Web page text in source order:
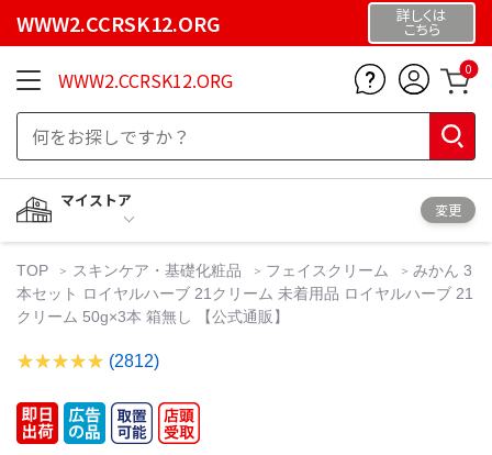
WWW2.CCRSK12.ORG 詳しくは
こちら
WWW2.CCRSK12.ORG 0
マイストア
変更
TOP スキンケア・基礎化粧品 フェイスクリーム
みかん 3
本セット ロイヤルハーブ 21クリーム 未着用品 ロイヤルハーブ 21
クリーム 50g×3本 箱無し 【公式通販】
(2812)